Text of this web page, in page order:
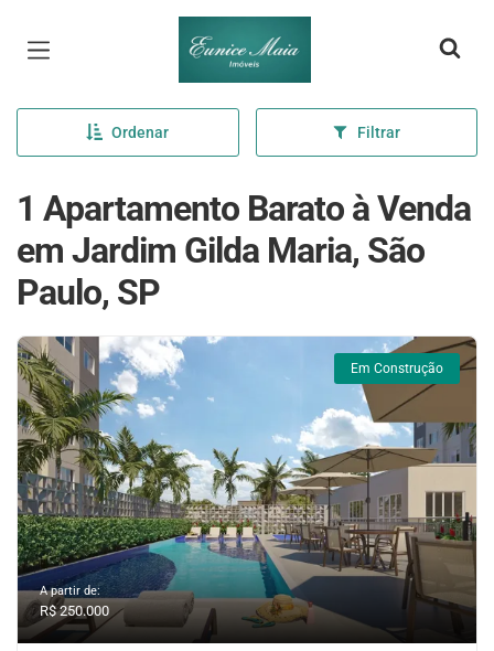
Página inicial
Ordenar Filtrar
1 Apartamento Barato à Venda
em Jardim Gilda Maria, São
Paulo, SP
Em Construção
A partir de:
R$ 250.000